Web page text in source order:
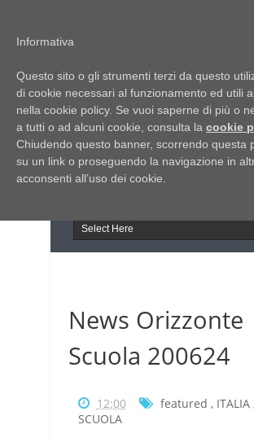
Italia Notizie
Giornale di Basilicata
Giornale di Puglia
INFORMAPUGLIA
Il portale n.1 del lavoro
in Puglia
News Orizzonte
Scuola 200624
12:00 featured , ITALIA
SCUOLA
Informativa
Questo sito o gli strumenti terzi da questo
di cookie necessari al funzionamento ed utili
nella cookie policy. Se vuoi saperne di più o
a tutti o ad alcuni cookie, consulta la cookie
Chiudendo questo banner, scorrendo questa
su un link o proseguendo la navigazione in
acconsenti all’uso dei cookie.